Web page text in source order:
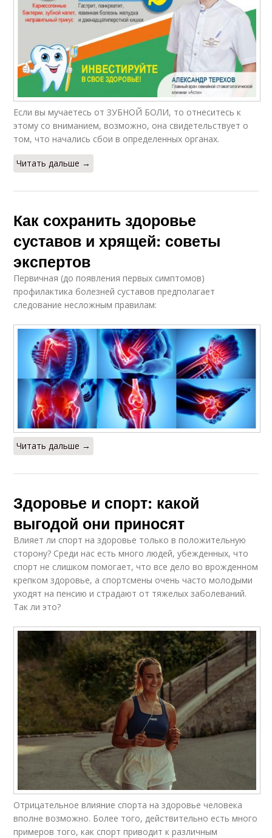
Если вы мучаетесь от ЗУБНОЙ БОЛИ, то отнеситесь к
этому со вниманием, возможно, она свидетельствует о
том, что начались сбои в определенных органах.
Читать дальше →
Как сохранить здоровье
суставов и хрящей: советы
экспертов
Первичная (до появления первых симптомов)
профилактика болезней суставов предполагает
следование несложным правилам:
Читать дальше →
Здоровье и спорт: какой
выгодой они приносят
Влияет ли спорт на здоровье только в положительную
сторону? Среди нас есть много людей, убежденных, что
спорт не слишком помогает, что все дело во врожденном
крепком здоровье, а спортсмены очень часто молодыми
уходят на пенсию и страдают от тяжелых заболеваний.
Так ли это?
Отрицательное влияние спорта на здоровье человека
вполне возможно. Более того, действительно есть много
примеров того, как спорт приводит к различным